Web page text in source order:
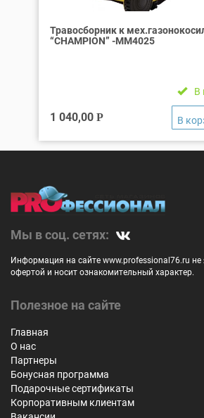
Травосборник к
“СHAMPION” -ММ4025
В
1 040,00 Р
Мы в соц. сетях:
Информация на сайте www.professional76.ru не
офертой и носит ознакомительный характер.
Полезное на сайте
Главная
О нас
Партнеры
Бонусная программа
Подарочные сертификаты
Корпоративным клиентам